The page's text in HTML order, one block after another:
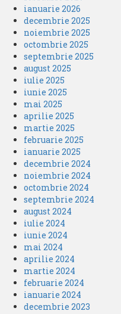
ianuarie 2026
decembrie 2025
noiembrie 2025
octombrie 2025
septembrie 2025
august 2025
iulie 2025
iunie 2025
mai 2025
aprilie 2025
martie 2025
februarie 2025
ianuarie 2025
decembrie 2024
noiembrie 2024
octombrie 2024
septembrie 2024
august 2024
iulie 2024
iunie 2024
mai 2024
aprilie 2024
martie 2024
februarie 2024
ianuarie 2024
decembrie 2023